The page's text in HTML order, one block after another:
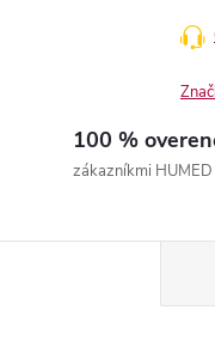
100 %
zákazníkmi HUMED